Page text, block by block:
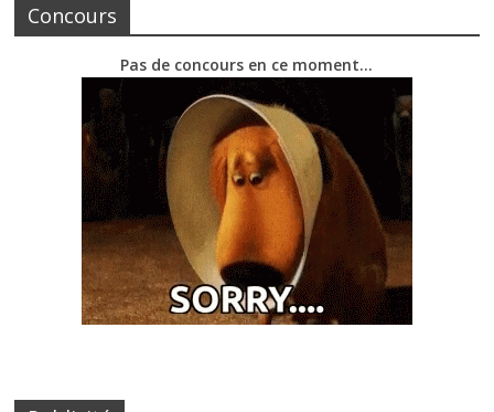
Concours
Pas de concours en ce moment…